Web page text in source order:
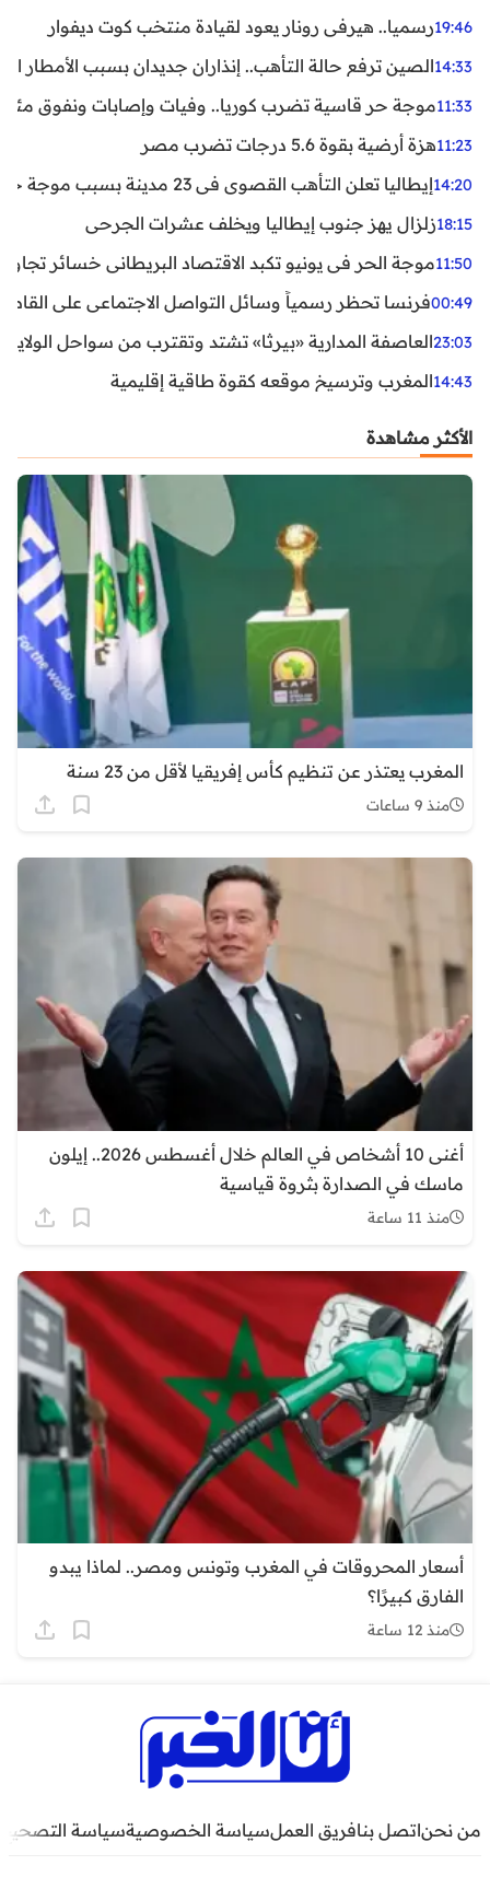
19:46رسميا.. هيرفي رونار يعود لقيادة منتخب كوت ديفوار
14:33الصين ترفع حالة التأهب.. إنذاران جديدان بسبب الأمطار
11:33موجة حر قاسية تضرب كوريا.. وفيات وإصابات ونفوق مئات
11:23هزة أرضية بقوة 5.6 درجات تضرب مصر
14:20إيطاليا تعلن التأهب القصوى في 23 مدينة بسبب موجة حر شديدة
18:15زلزال يهز جنوب إيطاليا ويخلف عشرات الجرحى
11:50موجة الحر في يونيو تكبد الاقتصاد البريطاني خسائر تجاوزت 1.5 مليار
00:49فرنسا تحظر رسمياً وسائل التواصل الاجتماعي على القاصرين
23:03العاصفة المدارية «بيرثا» تشتد وتقترب من سواحل
14:43المغرب وترسيخ موقعه كقوة طاقية إقليمية
الأكثر مشاهدة
المغرب يعتذر عن تنظيم كأس إفريقيا لأقل من 23 سنة
منذ 9 ساعات
أغنى 10 أشخاص في العالم خلال أغسطس 2026.. إيلون
ماسك في الصدارة بثروة قياسية
منذ 11 ساعة
أسعار المحروقات في المغرب وتونس ومصر.. لماذا يبدو
الفارق كبيرًا؟
منذ 12 ساعة
من نحناتصل بنافريق العملسياسة الخصوصيةسياسة التصحيح